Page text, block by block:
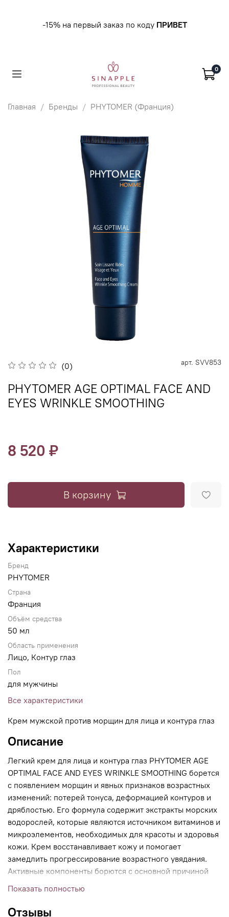
-15% на первый заказ по коду ПРИВЕТ
0
Главная Бренды PHYTOMER (Франция)
(0) арт. SVV853
PHYTOMER AGE OPTIMAL FACE AND
EYES WRINKLE SMOOTHING
8 520 ₽
В корзину
Характеристики
Бренд
PHYTOMER
Страна
Франция
Объём средства
50 мл
Область применения
Лицо, Контур глаз
Пол
для мужчины
Все характеристики
Крем мужской против морщин для лица и контура глаз
Описание
Легкий крем для лица и контура глаз PHYTOMER AGE
OPTIMAL FACE AND EYES WRINKLE SMOOTHING борется
с появлением морщин и явных признаков возрастных
изменений: потерей тонуса, деформацией контуров и
дряблостью. Его формула содержит экстракты морских
водорослей, которые являются источником витаминов и
микроэлементов, необходимых для красоты и здоровья
кожи. Крем восстанавливает кожу и помогает
замедлить прогрессирование возрастного увядания.
Активные компоненты борются с основной причиной
увядания – оксидативным стрессом, нормализуют
барьер. Экстракт планктона выполняет роль
Показать полностью
Отзывы